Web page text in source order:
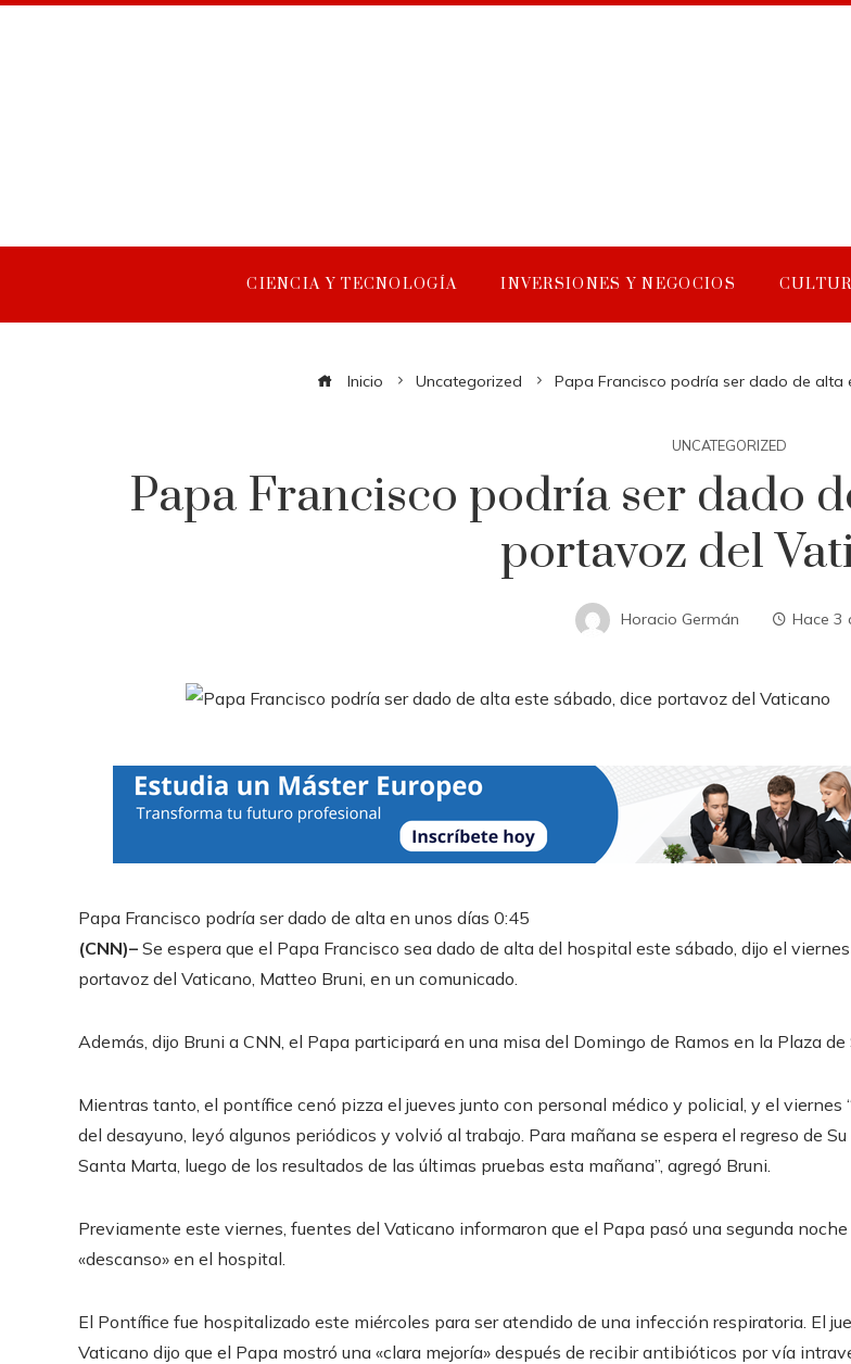
CIENCIA Y TECNOLOGÍA INVERSIONES Y NEGOCIOS
Inicio Uncategorized Papa Francisco podría ser dado de
UNCATEGORIZED
Papa Francisco podría ser dado
portavoz del
Horacio Germán Hace 3
Papa Francisco podría ser dado de alta en unos días 0:45
(CNN)– Se espera que el Papa Francisco sea dado de alta del hospital este sábado, dijo el
portavoz del Vaticano, Matteo Bruni, en un comunicado.
Además, dijo Bruni a CNN, el Papa participará en una misa del Domingo de Ramos en la Plaza de
Mientras tanto, el pontífice cenó pizza el jueves junto con personal médico y policial, y el viernes
del desayuno, leyó algunos periódicos y volvió al trabajo. Para mañana se espera el regreso de
Santa Marta, luego de los resultados de las últimas pruebas esta mañana”, agregó Bruni.
Previamente este viernes, fuentes del Vaticano informaron que el Papa pasó una segunda noche
«descanso» en el hospital.
El Pontífice fue hospitalizado este miércoles para ser atendido de una infección respiratoria. El
Vaticano dijo que el Papa mostró una «clara mejoría» después de recibir antibióticos por vía